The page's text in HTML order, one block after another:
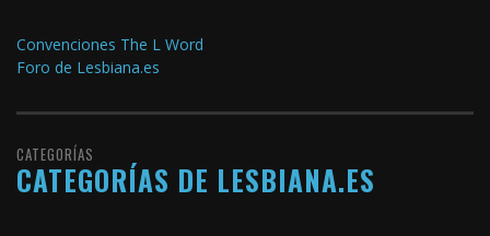
Convenciones The L Word
Foro de Lesbiana.es
CATEGORÍAS
CATEGORÍAS DE LESBIANA.ES